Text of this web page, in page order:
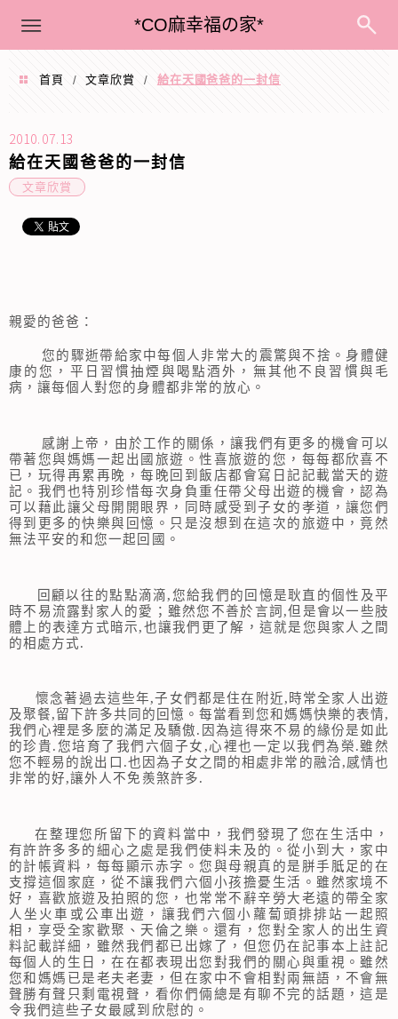
*CO麻幸福の家*
menu
首頁 / 文章欣賞 / 給在天國爸爸的一封信
2010.07.13
給在天國爸爸的一封信
文章欣賞
親愛的爸爸：
您的驟逝帶給家中每個人非常大的震驚與不捨。身體健
康的您，平日習慣抽煙與喝點酒外，無其他不良習慣與毛
病，讓每個人對您的身體都非常的放心。
感謝上帝，由於工作的關係，讓我們有更多的機會可以
帶著您與媽媽一起出國旅遊。性喜旅遊的您，每每都欣喜不
已，玩得再累再晚，每晚回到飯店都會寫日記記載當天的遊
記。我們也特別珍惜每次身負重任帶父母出遊的機會，認為
可以藉此讓父母開開眼界，同時感受到子女的孝道，讓您們
得到更多的快樂與回憶。只是沒想到在這次的旅遊中，竟然
無法平安的和您一起回國。
回顧以往的點點滴滴,您給我們的回憶是耿直的個性及平
時不易流露對家人的愛；雖然您不善於言詞,但是會以一些肢
體上的表達方式暗示,也讓我們更了解，這就是您與家人之間
的相處方式.
懷念著過去這些年,子女們都是住在附近,時常全家人出遊
及聚餐,留下許多共同的回憶。每當看到您和媽媽快樂的表情,
我們心裡是多麼的滿足及驕傲.因為這得來不易的緣份是如此
的珍貴.您培育了我們六個子女,心裡也一定以我們為榮.雖然
您不輕易的說出口.也因為子女之間的相處非常的融洽,感情也
非常的好,讓外人不免羨煞許多.
在整理您所留下的資料當中，我們發現了您在生活中，
有許許多多的細心之處是我們使料未及的。從小到大，家中
的計帳資料，每每顯示赤字。您與母親真的是胼手胝足的在
支撐這個家庭，從不讓我們六個小孩擔憂生活。雖然家境不
好，喜歡旅遊及拍照的您，也常常不辭辛勞大老遠的帶全家
人坐火車或公車出遊，讓我們六個小蘿蔔頭排排站一起照
相，享受全家歡聚、天倫之樂。還有，您對全家人的出生資
料記載詳細，雖然我們都已出嫁了，但您仍在記事本上註記
每個人的生日，在在都表現出您對我們的關心與重視。雖然
您和媽媽已是老夫老妻，但在家中不會相對兩無語，不會無
聲勝有聲只剩電視聲，看你們倆總是有聊不完的話題，這是
令我們這些子女最感到欣慰的。